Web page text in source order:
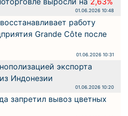
01.06.2026 10:48
работу
Grande Côte после
01.06.2026 10:31
экспорта
Индонезии
01.06.2026 10:20
запретил вывоз цветных